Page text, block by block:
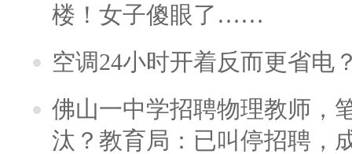
楼！女子傻眼了……
空调24小时开着反而更省电
佛山一中学招聘物理教师，
汰？教育局：已叫停招聘，